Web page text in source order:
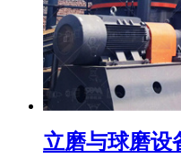
立磨与球磨设